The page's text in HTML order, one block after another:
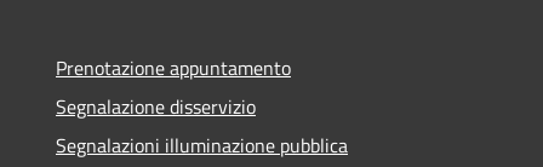
Prenotazione appuntamento
Segnalazione disservizio
Segnalazioni illuminazione pubblica